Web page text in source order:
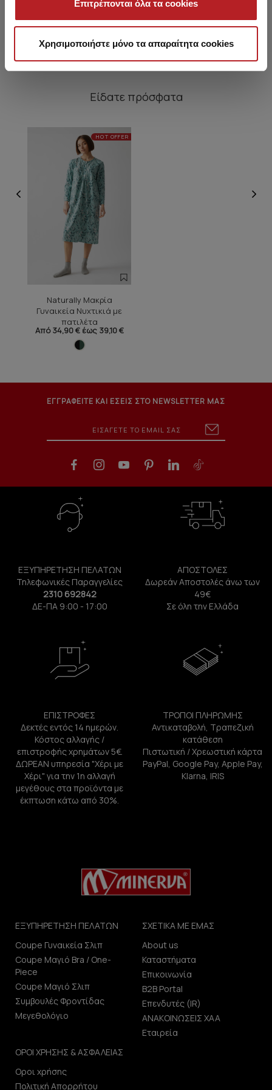
Επιτρέπονται όλα τα cookies
Χρησιμοποιήστε μόνο τα απαραίτητα cookies
Είδατε πρόσφατα
HOT OFFER
Naturally Μακρία
Γυναικεία Νυχτικιά με
πατιλέτα
Από 34,90 € έως 39,10 €
ΕΓΓΡΑΦΕΙΤΕ ΚΑΙ ΕΣΕΙΣ ΣΤΟ NEWSLETTER ΜΑΣ
ΕΞΥΠΗΡΕΤΗΣΗ ΠΕΛΑΤΩΝ
Τηλεφωνικές Παραγγελίες
2310 692842
ΔΕ-ΠΑ 9:00 - 17:00
ΑΠΟΣΤΟΛΕΣ
Δωρεάν Αποστολές άνω των
49€
Σε όλη την Ελλάδα
ΕΠΙΣΤΡΟΦΕΣ
Δεκτές εντός 14 ημερών.
Κόστος αλλαγής /
επιστροφής χρημάτων 5€.
ΔΩΡΕΑΝ υπηρεσία "Χέρι με
Χέρι" για την 1η αλλαγή
μεγέθους στα προϊόντα με
έκπτωση κάτω από 30%.
ΤΡΟΠΟΙ ΠΛΗΡΩΜΗΣ
Αντικαταβολή, Τραπεζική
κατάθεση
Πιστωτική / Χρεωστική κάρτα
PayPal, Google Pay, Apple Pay,
Klarna, IRIS
ΕΞΥΠΗΡΕΤΗΣΗ ΠΕΛΑΤΩΝ
Coupe Γυναικεία Σλιπ
Coupe Μαγιό Bra / One-
Piece
Coupe Μαγιό Σλιπ
Συμβουλές Φροντίδας
Μεγεθολόγιο
ΣΧΕΤΙΚΑ ΜΕ ΕΜΑΣ
About us
Καταστήματα
Επικοινωνία
B2B Portal
Επενδυτές (IR)
ΑΝΑΚΟΙΝΩΣΕΙΣ ΧΑΑ
Εταιρεία
ΟΡΟΙ ΧΡΗΣΗΣ & ΑΣΦΑΛΕΙΑΣ
Οροι χρήσης
Πολιτική Απορρήτου